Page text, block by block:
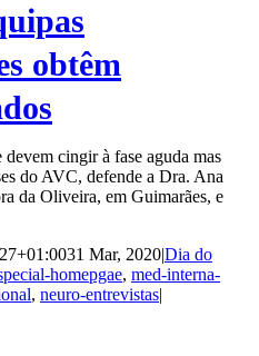
obtêm
cingir à fase aguda mas
do AVC, defende a Dra. Ana
da Oliveira, em Guimarães, e
31 Mar, 2020|Dia do
homepgae, med-interna-
, neuro-entrevistas|